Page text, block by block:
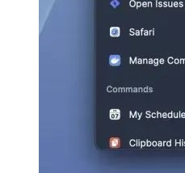
Το πιο βασικό χαρακτηριστικό
αναζήτησής του, η οποία
ενσωματωμένη αναζήτηση της
υλοποιούνται ως επέκταση (στην
εγκατεστημένη από προεπιλογή),
Image 50f864485e3d
Image 8a7f760b3e85